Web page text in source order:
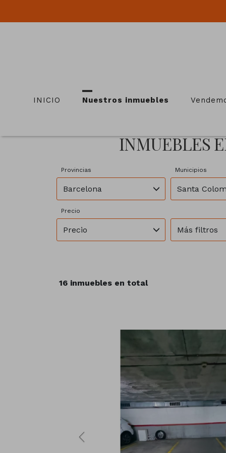
INICIO Nuestros inmuebles
INMUEBLES
Provincias
Barcelona
Municipios
Santa
Precio
Precio Más filtros
16 inmuebles en total